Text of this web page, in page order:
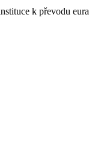
k převodu